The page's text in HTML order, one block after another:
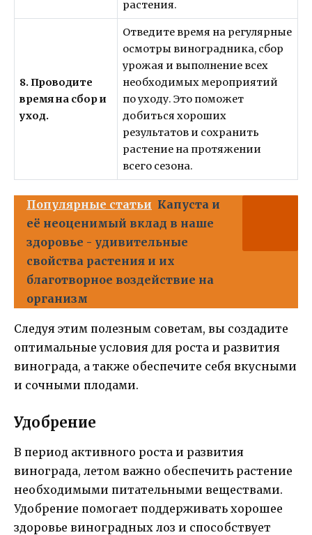
растения.
8. Проводите
время на сбор и
уход.
Отведите время на регулярные
осмотры виноградника, сбор
урожая и выполнение всех
необходимых мероприятий
по уходу. Это поможет
добиться хороших
результатов и сохранить
растение на протяжении
всего сезона.
Популярные статьи Капуста и
её неоценимый вклад в наше
здоровье - удивительные
свойства растения и их
благотворное воздействие на
организм
Следуя этим полезным советам, вы создадите
оптимальные условия для роста и развития
винограда, а также обеспечите себя вкусными
и сочными плодами.
Удобрение
В период активного роста и развития
винограда, летом важно обеспечить растение
необходимыми питательными веществами.
Удобрение помогает поддерживать хорошее
здоровье виноградных лоз и способствует